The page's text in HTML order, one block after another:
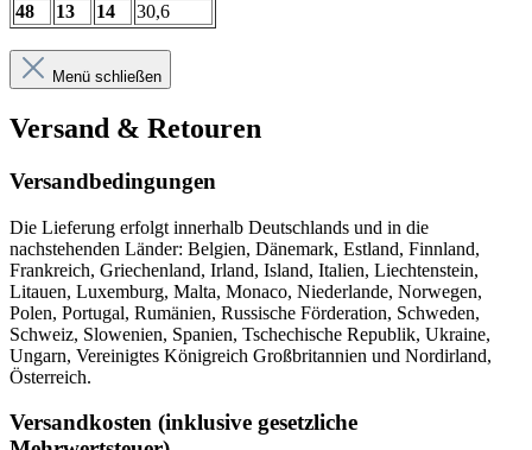
48
13 14 30,6
Menü schließen
Versand & Retouren
Versandbedingungen
Die Lieferung erfolgt innerhalb Deutschlands und in die
nachstehenden Länder: Belgien, Dänemark, Estland, Finnland,
Frankreich, Griechenland, Irland, Island, Italien, Liechtenstein,
Litauen, Luxemburg, Malta, Monaco, Niederlande, Norwegen,
Polen, Portugal, Rumänien, Russische Förderation, Schweden,
Schweiz, Slowenien, Spanien, Tschechische Republik, Ukraine,
Ungarn, Vereinigtes Königreich Großbritannien und Nordirland,
Österreich.
Versandkosten (inklusive gesetzliche